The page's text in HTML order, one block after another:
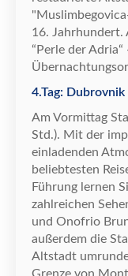
16. Jahrhundert.
“ Perle der Adria“
Ü
4.Tag:
Am Vormittag
Std.). Mit der
einladenden
beliebtesten
Führung lernen
zahlreichen
und Onofrio
außerdem die
Altstadt